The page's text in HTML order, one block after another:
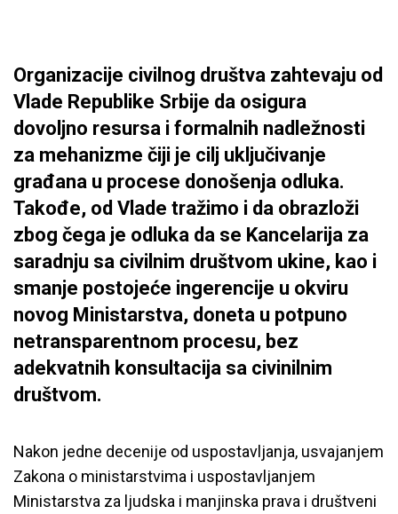
Organizacije civilnog društva zahtevaju od
Vlade Republike Srbije da osigura
dovoljno resursa i formalnih nadležnosti
za mehanizme čiji je cilj uključivanje
građana u procese donošenja odluka.
Takođe, od Vlade tražimo i da obrazloži
zbog čega je odluka da se Kancelarija za
saradnju sa civilnim društvom ukine, kao i
smanje postojeće ingerencije u okviru
novog Ministarstva, doneta u potpuno
netransparentnom procesu, bez
adekvatnih konsultacija sa civinilnim
društvom.
Nakon jedne decenije od uspostavljanja, usvajanjem
Zakona o ministarstvima i uspostavljanjem
Ministarstva za ljudska i manjinska prava i društveni